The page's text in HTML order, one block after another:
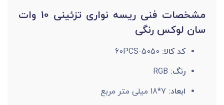
مشخصات فنی ریسه نواری تزئینی 10 وات
سان لوکس رنگی
کد کالا:
رنگ:
ابعاد: 7*18 میلی متر مربع